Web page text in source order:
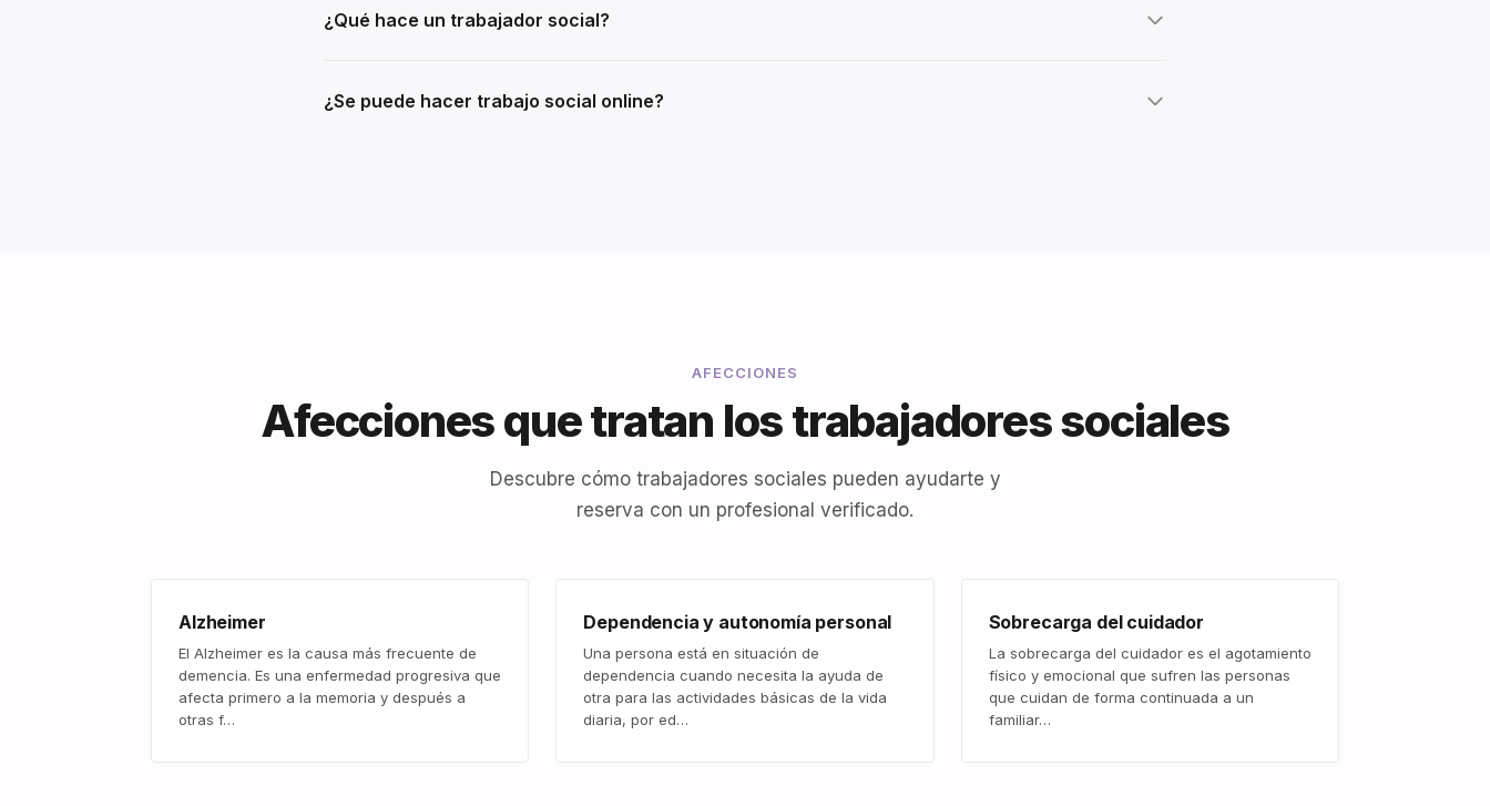
¿Qué hace un trabajador social?
¿Se puede hacer trabajo social online?
AFECCIONES
Afecciones que tratan los trabajadores sociales
Descubre cómo trabajadores sociales pueden ayudarte y
reserva con un profesional verificado.
Alzheimer
El Alzheimer es la causa más frecuente de
demencia. Es una enfermedad progresiva que
afecta primero a la memoria y después a
otras f…
Dependencia y autonomía personal
Una persona está en situación de
dependencia cuando necesita la ayuda de
otra para las actividades básicas de la vida
diaria, por ed…
Sobrecarga del cuidador
La sobrecarga del cuidador es el agotamiento
físico y emocional que sufren las personas
que cuidan de forma continuada a un
familiar…